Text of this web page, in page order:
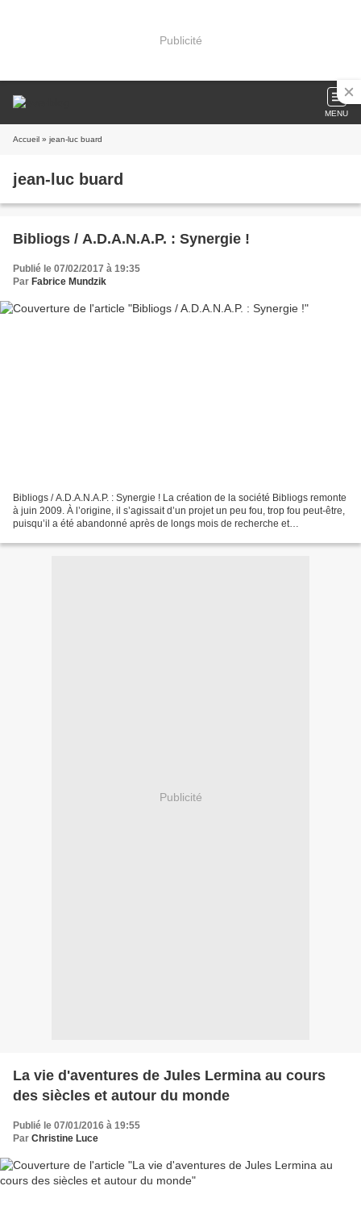
Publicité
MENU
Accueil » jean-luc buard
jean-luc buard
Bibliogs / A.D.A.N.A.P. : Synergie !
Publié le 07/02/2017 à 19:35
Par Fabrice Mundzik
Bibliogs / A.D.A.N.A.P. : Synergie ! La création de la société Bibliogs remonte
à juin 2009. À l’origine, il s’agissait d’un projet un peu fou, trop fou peut-être,
puisqu’il a été abandonné après de longs mois de recherche et
Publicité
La vie d'aventures de Jules Lermina au cours
des siècles et autour du monde
Publié le 07/01/2016 à 19:55
Par Christine Luce